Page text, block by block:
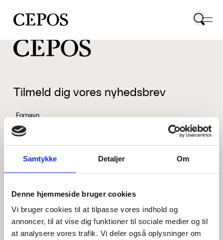
Samtykke Detaljer Om
Denne hjemmeside bruger cookies
Vi bruger cookies til at tilpasse vores indhold og
annoncer, til at vise dig funktioner til sociale medier og til
at analysere vores trafik. Vi deler også oplysninger om
CEPOS logo
Tilmeld dig vores nyhedsbrev
Fornavn
Efternavn